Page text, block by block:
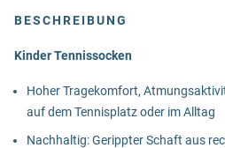
BESCHREIBUNG
Kinder Tennissocken
Hoher Tragekomfort,
auf dem Tennisplatz oder im Alltag
Nachhaltig: Gerippter Schaft aus